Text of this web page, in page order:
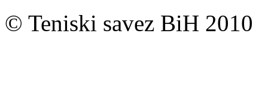
© Teniski savez BiH 2010